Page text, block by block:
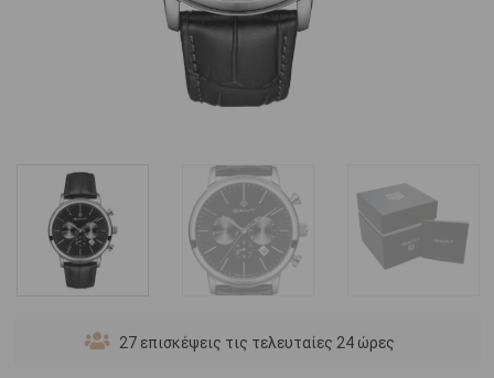
27 επισκέψεις τις τελευταίες 24 ώρες